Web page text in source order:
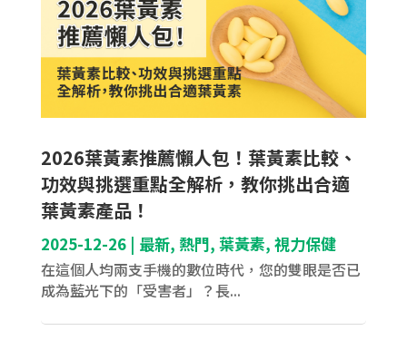
2026葉黃素推薦懶人包！葉黃素比較、
功效與挑選重點全解析，教你挑出合適
葉黃素產品！
2025-12-26| 最新, 熱門, 葉黃素, 視力保健
在這個人均兩支手機的數位時代，您的雙眼是否已
成為藍光下的「受害者」？長...